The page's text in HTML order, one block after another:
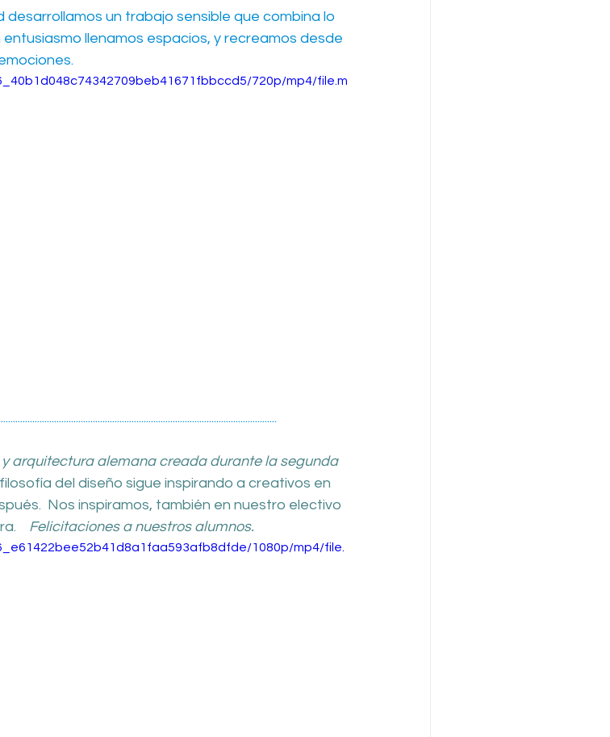
desarrollamos un trabajo sensible que combina lo
llenamos espacios, y recreamos desde
720p/mp4/file.m
arquitectura alemana creada durante la segunda
del diseño sigue inspirando a creativos en
.  Nos inspiramos, también en nuestro electivo
Felicitaciones a nuestros alumnos.
1080p/mp4/file.